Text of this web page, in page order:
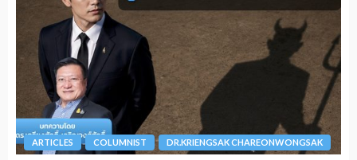
ARTICLES COLUMNIST DR.KRIENGSAK CHAREONWONGSAK